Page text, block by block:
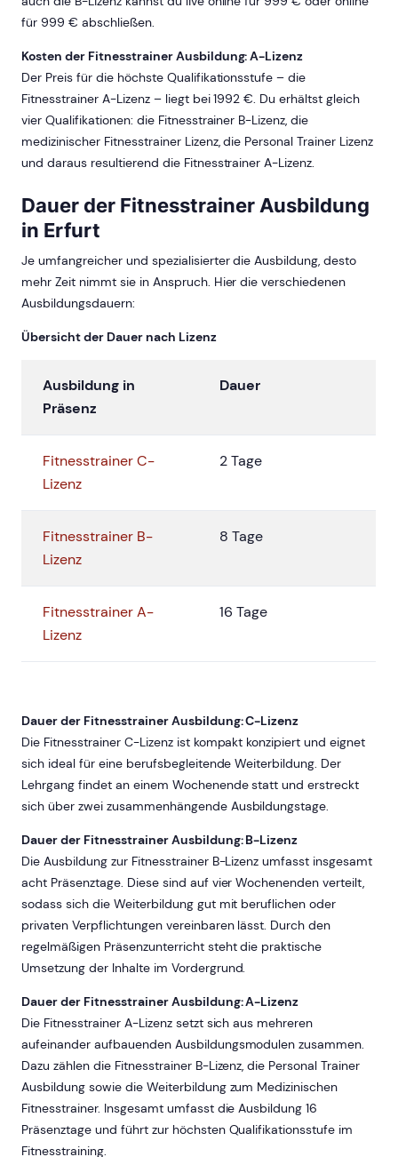
für 999 € abschließen.
Kosten der Fitnesstrainer Ausbildung: A-Lizenz
Der Preis für die höchste Qualifikationsstufe – die
Fitnesstrainer A-Lizenz – liegt bei 1992 €. Du erhältst gleich
vier Qualifikationen: die Fitnesstrainer B-Lizenz, die
medizinischer Fitnesstrainer Lizenz, die Personal Trainer Lizenz
und daraus resultierend die Fitnesstrainer A-Lizenz.
Dauer der Fitnesstrainer Ausbildung
in Erfurt
Je umfangreicher und spezialisierter die Ausbildung, desto
mehr Zeit nimmt sie in Anspruch. Hier die verschiedenen
Ausbildungsdauern:
Übersicht der Dauer nach Lizenz
Ausbildung in
Präsenz
Dauer
Fitnesstrainer C-
Lizenz
2 Tage
Fitnesstrainer B-
Lizenz
8 Tage
Fitnesstrainer A-
Lizenz
16 Tage
Dauer der Fitnesstrainer Ausbildung: C-Lizenz
Die Fitnesstrainer C-Lizenz ist kompakt konzipiert und eignet
sich ideal für eine berufsbegleitende Weiterbildung. Der
Lehrgang findet an einem Wochenende statt und erstreckt
sich über zwei zusammenhängende Ausbildungstage.
Dauer der Fitnesstrainer Ausbildung: B-Lizenz
Die Ausbildung zur Fitnesstrainer B-Lizenz umfasst insgesamt
acht Präsenztage. Diese sind auf vier Wochenenden verteilt,
sodass sich die Weiterbildung gut mit beruflichen oder
privaten Verpflichtungen vereinbaren lässt. Durch den
regelmäßigen Präsenzunterricht steht die praktische
Umsetzung der Inhalte im Vordergrund.
Dauer der Fitnesstrainer Ausbildung: A-Lizenz
Die Fitnesstrainer A-Lizenz setzt sich aus mehreren
aufeinander aufbauenden Ausbildungsmodulen zusammen.
Dazu zählen die Fitnesstrainer B-Lizenz, die Personal Trainer
Ausbildung sowie die Weiterbildung zum Medizinischen
Fitnesstrainer. Insgesamt umfasst die Ausbildung 16
Präsenztage und führt zur höchsten Qualifikationsstufe im
Fitnesstraining.